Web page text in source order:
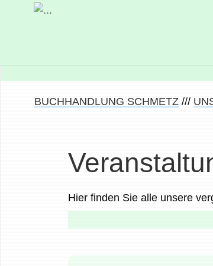
BUCHHANDLUNG SCHMETZ ///
Hier finden Sie alle unsere